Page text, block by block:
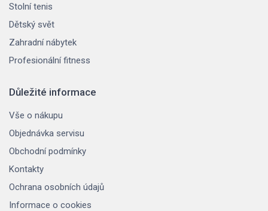
Stolní tenis
Dětský svět
Zahradní nábytek
Profesionální fitness
Důležité informace
Vše o nákupu
Objednávka servisu
Obchodní podmínky
Kontakty
Ochrana osobních údajů
Informace o cookies